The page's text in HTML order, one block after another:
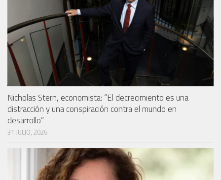
Nicholas Stern, economista: “El decrecimiento es una
distracción y una conspiración contra el mundo en
desarrollo”
31 JULIO, 2026